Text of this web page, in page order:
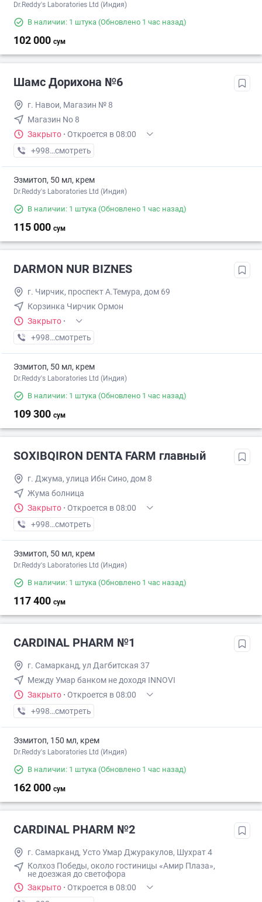
Dr.Reddy's Laboratories Ltd (Индия)
В наличии: 1 штука (Обновлено 1 час назад)
102 000 сум
Шамс Дорихона №6
г. Навои, Магазин № 8
Магазин No 8
Закрыто · Откроется в 08:00
+998 (79) XXX-XX-XX
смотреть
Эзмитоп, 50 мл, крем
Dr.Reddy's Laboratories Ltd (Индия)
В наличии: 1 штука (Обновлено 1 час назад)
115 000 сум
DARMON NUR BIZNES
г. Чирчик, проспект А.Темура, дом 69
Корзинка Чирчик Ормон
Закрыто ·
+998 (97) XXX-XX-XX
смотреть
Эзмитоп, 50 мл, крем
Dr.Reddy's Laboratories Ltd (Индия)
В наличии: 1 штука (Обновлено 1 час назад)
109 300 сум
SOXIBQIRON DENTA FARM главный
г. Джума, улица Ибн Сино, дом 8
Жума болница
Закрыто · Откроется в 08:00
+998 (77) XXX-XX-XX
смотреть
Эзмитоп, 50 мл, крем
Dr.Reddy's Laboratories Ltd (Индия)
В наличии: 1 штука (Обновлено 1 час назад)
117 400 сум
CARDINAL PHARM №1
г. Самарканд, ул Дагбитская 37
Между Умар банком не доходя INNOVI
Закрыто · Откроется в 08:00
+998 (66) XXX-XX-XX
смотреть
Эзмитоп, 150 мл, крем
Dr.Reddy's Laboratories Ltd (Индия)
В наличии: 1 штука (Обновлено 1 час назад)
162 000 сум
CARDINAL PHARM №2
г. Самарканд, Усто Умар Джуракулов, Шухрат 4
Колхоз Победы, около гостиницы «Амир Плаза»,
не доезжая до светофора
Закрыто · Откроется в 08:00